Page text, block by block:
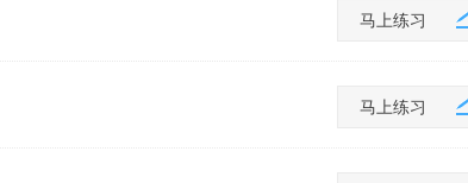
马上练习
马上练习